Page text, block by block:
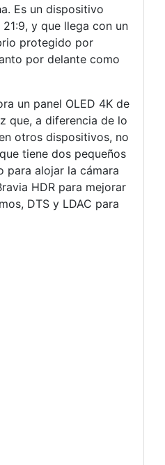
Es un dispositivo
y que llega con un
protegido por
por delante como
un panel OLED 4K de
que, a diferencia de lo
otros dispositivos, no
tiene dos pequeños
para alojar la cámara
HDR para mejorar
DTS y LDAC para